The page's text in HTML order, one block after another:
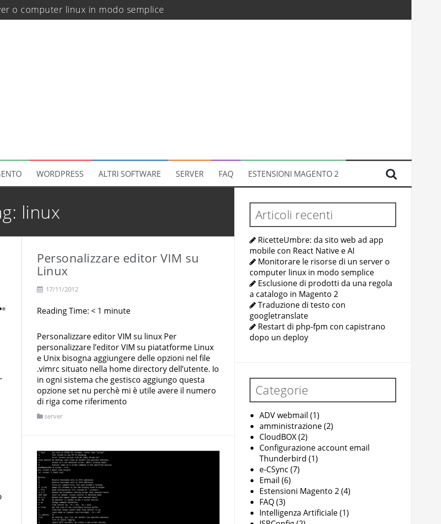
o computer linux in modo semplice
a catalogo in Magento 2
dopo un deploy
password
per gruppo clienti
mobile con React Native e AI
WORDPRESS ALTRI SOFTWARE SERVER FAQ ESTENSIONI MAGENTO 2
linux
Personalizzare editor VIM su
Linux
17/11/2012
Reading Time: < 1 minute
Personalizzare editor VIM su linux Per
personalizzare l’editor VIM su piatatforme Linux
e Unix bisogna aggiungere delle opzioni nel file
.vimrc situato nella home directory dell’utente. Io
in ogni sistema che gestisco aggiungo questa
opzione set nu perchè mi è utile avere il numero
di riga come riferimento
server
Articoli recenti
RicetteUmbre: da sito web ad app
mobile con React Native e AI
Monitorare le risorse di un server o
computer linux in modo semplice
Esclusione di prodotti da una regola
a catalogo in Magento 2
Traduzione di testo con
googletranslate
Restart di php-fpm con capistrano
dopo un deploy
Categorie
ADV webmail (1)
amministrazione(2)
CloudBOX(2)
Configurazione account email
Thunderbird (1)
e-CSync (7)
Email (6)
Estensioni Magento 2(4)
FAQ(3)
Intelligenza Artificiale(1)